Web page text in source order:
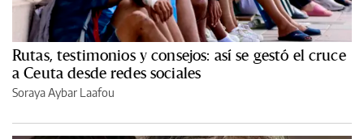
Rutas, testimonios y consejos: así se gestó el cruce
a Ceuta desde redes sociales
Soraya Aybar Laafou